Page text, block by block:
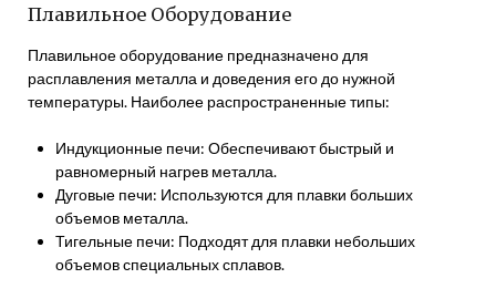
Плавильное Оборудование
Плавильное оборудование предназначено для
расплавления металла и доведения его до нужной
температуры. Наиболее распространенные типы:
Индукционные печи: Обеспечивают быстрый и
равномерный нагрев металла.
Дуговые печи: Используются для плавки больших
объемов металла.
Тигельные печи: Подходят для плавки небольших
объемов специальных сплавов.